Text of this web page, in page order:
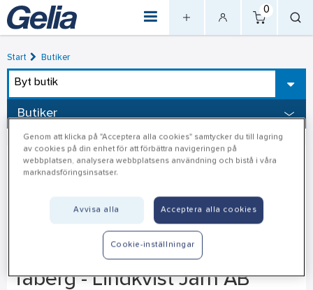
0
Start Butiker
Byt butik
Butiker
Taberg - Lindkvist Järn AB
Genom att klicka på "Acceptera alla cookies" samtycker du till lagring
av cookies på din enhet för att förbättra navigeringen på
webbplatsen, analysera webbplatsens användning och bistå i våra
marknadsföringsinsatser.
Avvisa alla Acceptera alla cookies
Cookie-inställningar